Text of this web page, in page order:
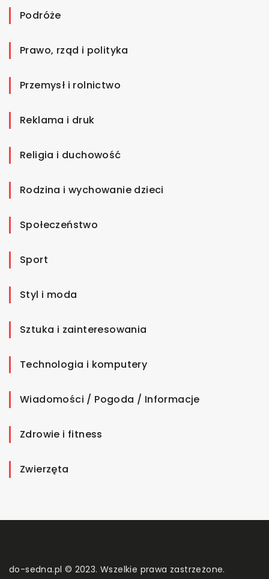
Podróże
Prawo, rząd i polityka
Przemysł i rolnictwo
Reklama i druk
Religia i duchowość
Rodzina i wychowanie dzieci
Społeczeństwo
Sport
Styl i moda
Sztuka i zainteresowania
Technologia i komputery
Wiadomości / Pogoda / Informacje
Zdrowie i fitness
Zwierzęta
do-sedna.pl © 2023. Wszelkie prawa zastrzeżone.